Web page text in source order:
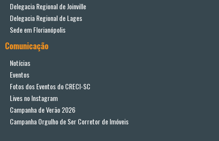
Delegacia Regional de Joinville
Delegacia Regional de Lages
Sede em Florianópolis
Comunicação
Notícias
Eventos
Fotos dos Eventos do CRECI-SC
Lives no Instagram
Campanha de Verão 2026
Campanha Orgulho de Ser Corretor de Imóveis